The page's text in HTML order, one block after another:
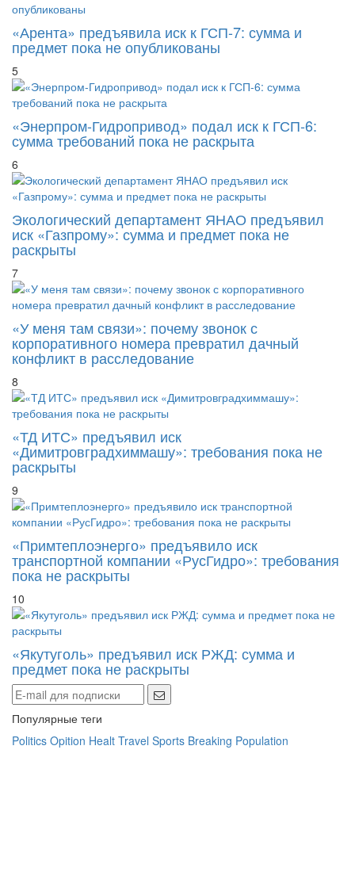
предмет пока не опубликованы
5
«Энерпром-Гидропривод» подал иск к ГСП-6:
сумма требований пока не раскрыта
6
Экологический департамент ЯНАО предъявил
иск «Газпрому»: сумма и предмет пока не
раскрыты
7
«У меня там связи»: почему звонок с
корпоративного номера превратил дачный
конфликт в расследование
8
«ТД ИТС» предъявил иск
«Димитровградхиммашу»: требования пока не
раскрыты
9
«Примтеплоэнерго» предъявило иск
транспортной компании «РусГидро»: требования
пока не раскрыты
10
«Якутуголь» предъявил иск РЖД: сумма и
предмет пока не раскрыты
Популярные теги
Politics Opition Healt Travel Sports